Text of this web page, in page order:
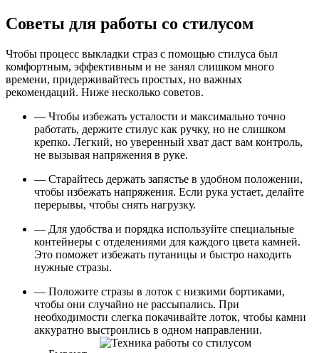
Советы для работы со стилусом
Чтобы процесс выкладки страз с помощью стилуса был
комфортным, эффективным и не занял слишком много
времени, придерживайтесь простых, но важных
рекомендаций. Ниже несколько советов.
— Чтобы избежать усталости и максимально точно
работать, держите стилус как ручку, но не слишком
крепко. Легкий, но уверенный хват даст вам контроль,
не вызывая напряжения в руке.
— Старайтесь держать запястье в удобном положении,
чтобы избежать напряжения. Если рука устает, делайте
перерывы, чтобы снять нагрузку.
— Для удобства и порядка используйте специальные
контейнеры с отделениями для каждого цвета камней.
Это поможет избежать путаницы и быстро находить
нужные стразы.
— Положите стразы в лоток с низкими бортиками,
чтобы они случайно не рассыпались. При
необходимости слегка покачивайте лоток, чтобы камни
аккуратно выстроились в одном направлении.